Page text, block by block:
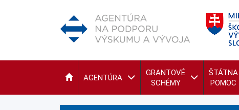
AGENTÚRA
GRANTOVÉ
SCHÉMY
ŠTÁTNA
POMOC